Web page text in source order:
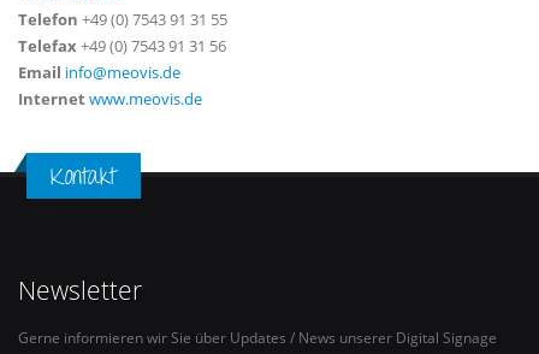
Telefon +49 (0) 7543 91 31 55
Telefax +49 (0) 7543 91 31 56
Email info@meovis.de
Internet www.meovis.de
Kontakt
Newsletter
Gerne informieren wir Sie über Updates / News unserer Digital Signage